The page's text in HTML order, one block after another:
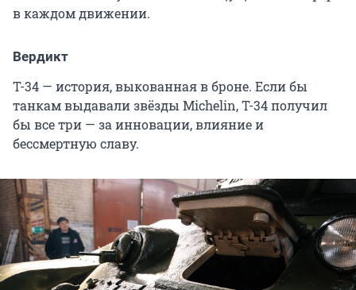
в каждом движении.
Вердикт
Т-34 — история, выкованная в броне. Если бы
танкам выдавали звёзды Michelin, Т-34 получил
бы все три — за инновации, влияние и
бессмертную славу.